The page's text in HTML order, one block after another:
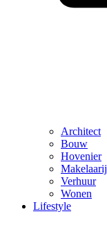
Architect
Bouw
Hovenier
Makelaarij
Verhuur
Wonen
Lifestyle